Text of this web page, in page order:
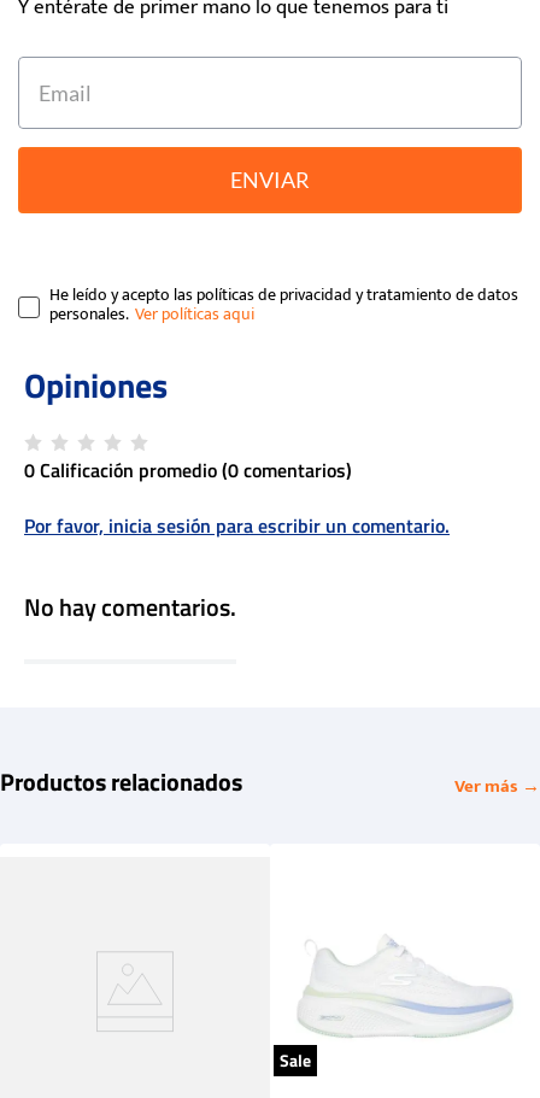
Y entérate de primer mano lo que tenemos para ti
ENVIAR
He leído y acepto las políticas de privacidad y tratamiento de datos
personales.
0 Calificación promedio(0 comentarios)
Por favor, inicia sesión para escribir un comentario.
No hay comentarios.
Productos relacionados Ver más →
Sale